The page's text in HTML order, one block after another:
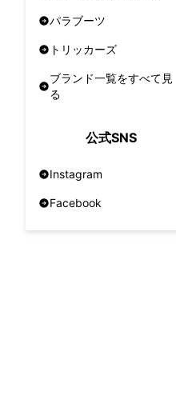
パラブーツ
トリッカーズ
ブランド一覧をすべて見
る
公式SNS
Instagram
Facebook